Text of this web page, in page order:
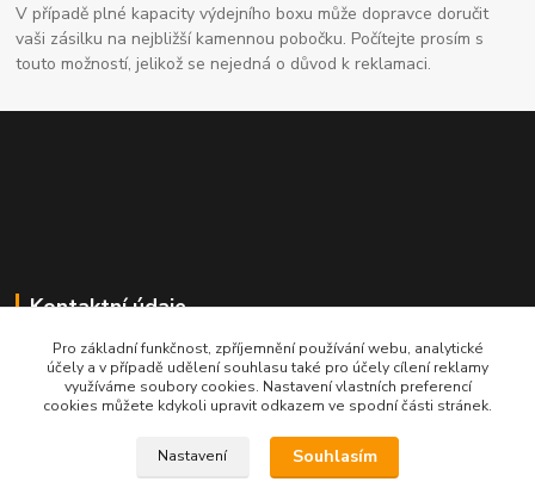
V případě plné kapacity výdejního boxu může dopravce doručit
vaši zásilku na nejbližší kamennou pobočku. Počítejte prosím s
touto možností, jelikož se nejedná o důvod k reklamaci.
Kontaktní údaje
704691325
info@rostliny-prozdravi.cz
Pro základní funkčnost, zpříjemnění používání webu, analytické
účely a v případě udělení souhlasu také pro účely cílení reklamy
využíváme soubory cookies. Nastavení vlastních preferencí
cookies můžete kdykoli upravit odkazem ve spodní části stránek.
Nastavení Souhlasím